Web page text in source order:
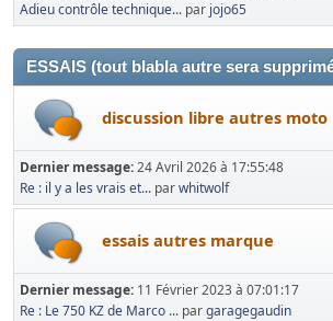
Adieu contrôle technique... par jojo65
ESSAIS (tout blabla autre sera
discussion libre autres moto
Dernier message:24 Avril 2026 à 17:55:48
Re : il y a les vrais et... parwhitwolf
essais autres marque
Dernier message: 11 Février 2023 à 07:01:17
Re : Le 750 KZ de Marco ... pargaragegaudin